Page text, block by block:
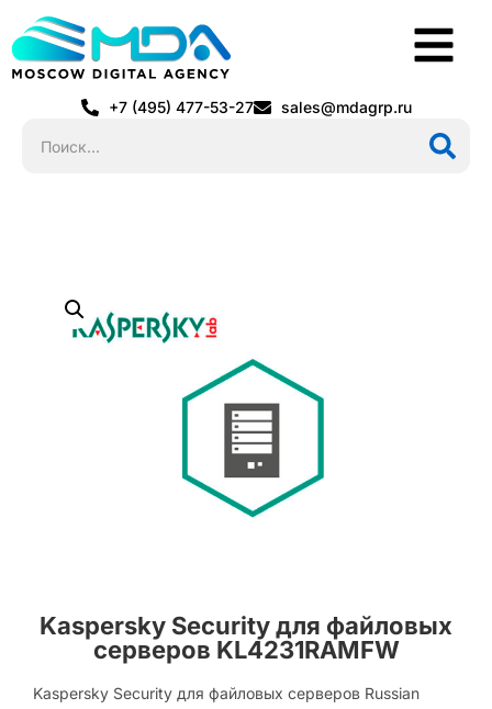
+7 (495) 477-53-27 sales@mdagrp.ru
Kaspersky Security для файловых
серверов KL4231RAMFW
Kaspersky Security для файловых серверов Russian